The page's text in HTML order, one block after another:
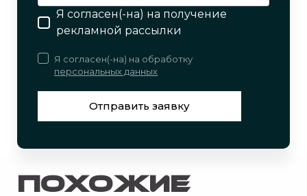
Я согласен(-на) на получение
рекламной рассылки
Отправить заявку
Я согласен(-на) на обработку
персональных данных
Похожие